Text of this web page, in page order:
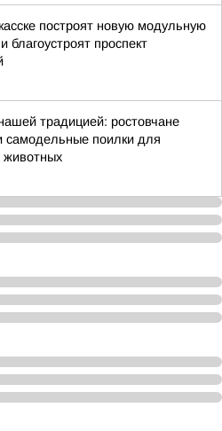
построят новую модульную
благоустроят проспект
традицией: ростовчане
самодельные поилки для